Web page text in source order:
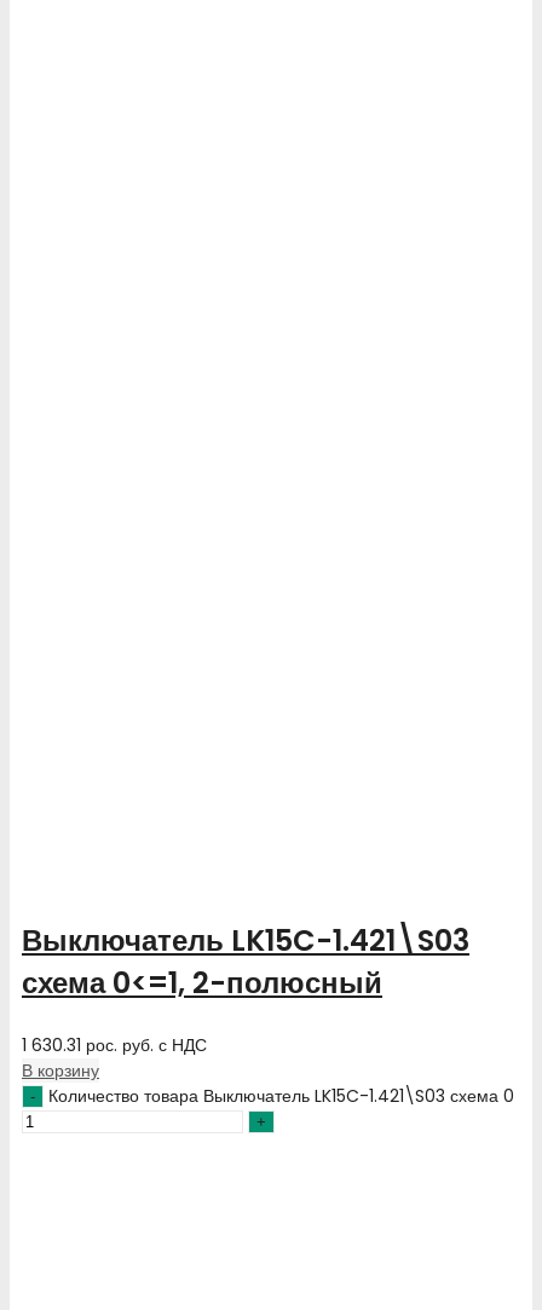
Выключатель LK15C-1.421\S03
схема 0<=1, 2-полюсный
1 630.31 рос. руб. с НДС
В корзину
Количество товара Выключатель LK15C-1.421\S03 схема 0